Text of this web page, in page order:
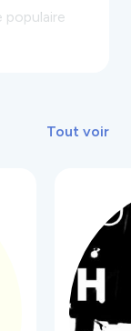
populaire
Tout voir